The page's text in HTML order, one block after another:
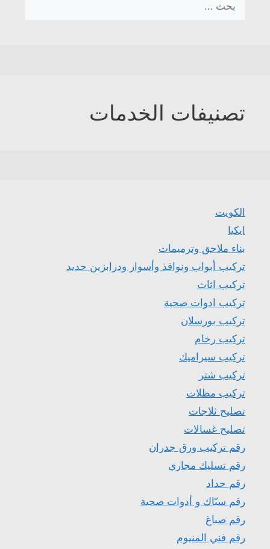
عن:
تصنيفات الخدمات
الكويت
ايكيا
بناء ملاحق وترميمات
تركيب أبواب ونوافذ وأسوار ودرابزين حديد
تركيب اثاث
تركيب ادوات صحية
تركيب بورسلان
تركيب رخام
تركيب سيراميك
تركيب شتر
تركيب مظلات
تصليح ثلاجات
تصليح غسالات
رقم تركيب ورق جدران
رقم تسليك مجاري
رقم حداد
رقم سبّاك و أدوات صحية
رقم صباغ
رقم فني المنيوم